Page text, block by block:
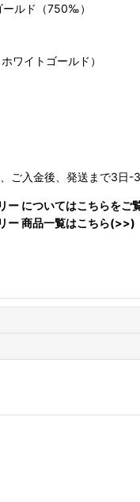
ルド（750‰）
ワイトゴールド）
ご入金後、発送まで3日-
についてはこちらをご
ー 商品一覧はこちら(>>)